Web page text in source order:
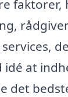
faktorer,
idé at
det